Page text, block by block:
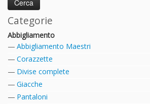
Categorie
Abbigliamento
Abbigliamento Maestri
Corazzette
Divise complete
Giacche
Pantaloni